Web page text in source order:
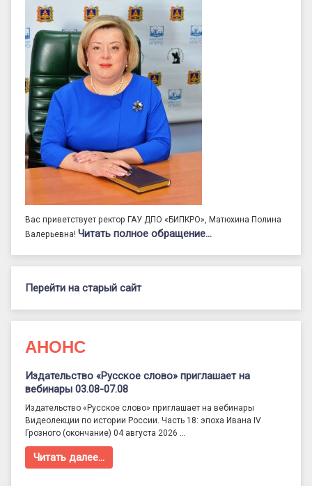
Вас приветствует ректор ГАУ ДПО «БИПКРО», Матюхина Полина
Валерьевна! Читать полное обращение…
Перейти на старый сайт
АНОНС
Издательство «Русское слово» приглашает на
вебинары 03.08-07.08
Издательство «Русское слово» приглашает на вебинары
Видеолекции по истории России. Часть 18: эпоха Ивана IV
Грозного (окончание) 04 августа 2026 …
Читать далее…